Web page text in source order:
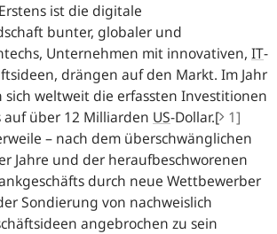
ist die digitale
bunter, globaler und
Unternehmen mit innovativen, IT-
drängen auf den Markt. Im Jahr
sich weltweit die erfassten Investitionen
über 12 Milliarden US-Dollar.[ 1]
– nach dem überschwänglichen
Jahre und der heraufbeschworenen
durch neue Wettbewerber
Sondierung von nachweislich
angebrochen zu sein